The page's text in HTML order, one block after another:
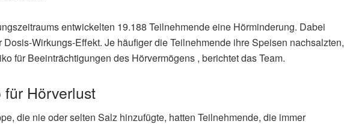
entwickelten 19.188 Teilnehmende eine Hörminderung. Dabei
Wirkungs-Effekt. Je häufiger die Teilnehmende ihre Speisen nachsalzten,
für Beeinträchtigungen des Hörvermögens , berichtet das Team.
Hörverlust
die nie oder selten Salz hinzufügte, hatten Teilnehmende, die immer